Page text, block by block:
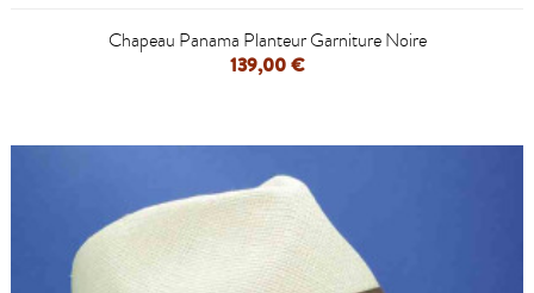
Chapeau Panama Planteur Garniture Noire
139,00 €